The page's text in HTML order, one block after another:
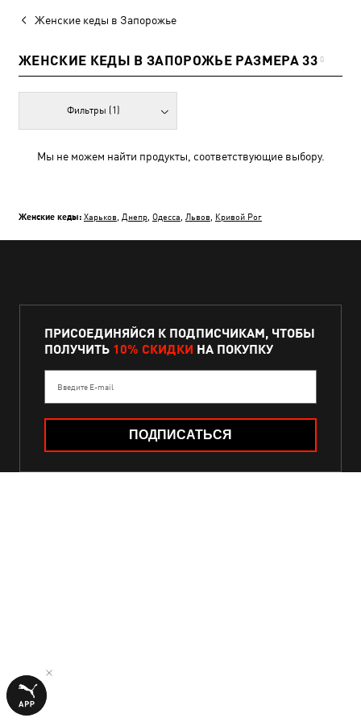
Женские кеды в Запорожье
ЖЕНСКИЕ КЕДЫ В ЗАПОРОЖЬЕ РАЗМЕРА 33 0
Фильтры (1)
Мы не можем найти продукты, соответствующие выбору.
Женские кеды: Харьков Днепр Одесса Львов Кривой Рог
ПРИСОЕДИНЯЙСЯ К ПОДПИСЧИКАМ, ЧТОБЫ
ПОЛУЧИТЬ 10% СКИДКИ НА ПОКУПКУ
Введите E-mail
ПОДПИСАТЬСЯ